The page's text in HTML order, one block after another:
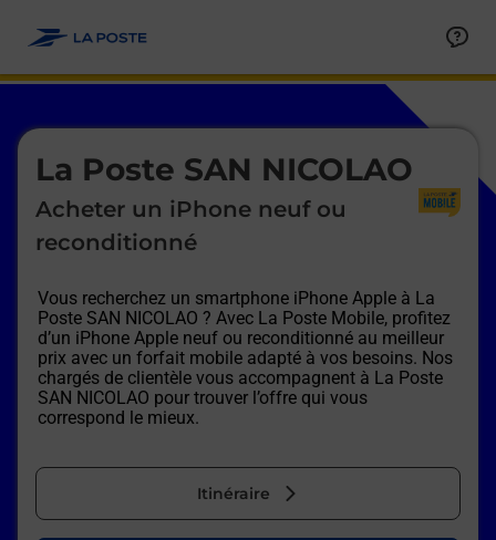
La Poste SAN NICOLAO
Acheter un iPhone neuf ou
reconditionné
Vous recherchez un smartphone iPhone Apple à La
Poste SAN NICOLAO ? Avec La Poste Mobile, profitez
d’un iPhone Apple neuf ou reconditionné au meilleur
prix avec un forfait mobile adapté à vos besoins. Nos
chargés de clientèle vous accompagnent à La Poste
SAN NICOLAO pour trouver l’offre qui vous
correspond le mieux.
Itinéraire
Le lien s'ouvre dans un nouvel onglet